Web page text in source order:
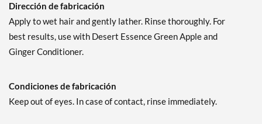
Ver el precio en el carrito
SALE!
Dirección de fabricación
Apply to wet hair and gently lather. Rinse thoroughly. For
best results, use with Desert Essence Green Apple and
Ginger Conditioner.
Condiciones de fabricación
Keep out of eyes. In case of contact, rinse immediately.